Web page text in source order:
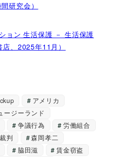
研究会）
ョン 生活保護 － 生活保護
、2025年11月）
アメリカ
ージーランド
争議行為
労働組合
判
森岡孝二
脇田滋
賃金窃盗